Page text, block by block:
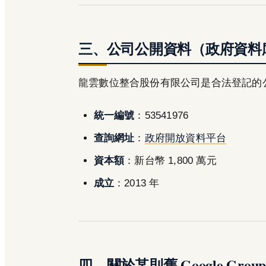
三、公司公開資料（政府資料
龍雲數位整合股份有限公司是合法登記的
統一編號 ：53541976
查詢網址 ： 政府開放資料平台
資本額：新台幣 1,800 萬元
成立 ：2013 年